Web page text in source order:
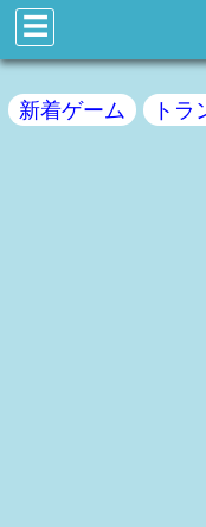
☰
新着ゲーム トラ